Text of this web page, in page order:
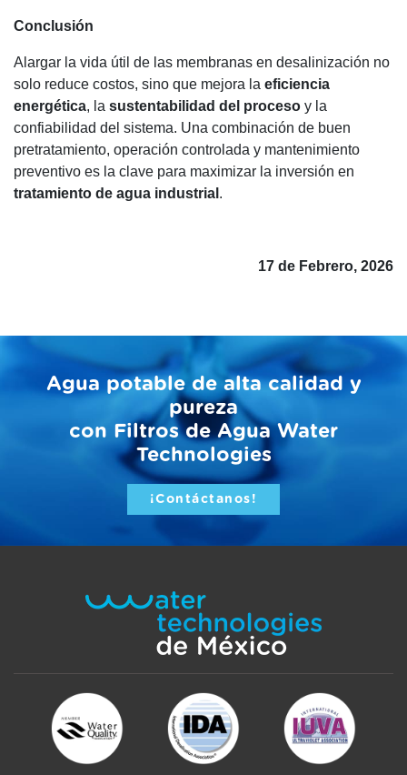
Conclusión
Alargar la vida útil de las membranas en desalinización no
solo reduce costos, sino que mejora la eficiencia
energética, la sustentabilidad del proceso y la
confiabilidad del sistema. Una combinación de buen
pretratamiento, operación controlada y mantenimiento
preventivo es la clave para maximizar la inversión en
tratamiento de agua industrial .
17 de Febrero, 2026
Agua potable de alta calidad y
pureza
con Filtros de Agua Water
Technologies
¡Contáctanos!